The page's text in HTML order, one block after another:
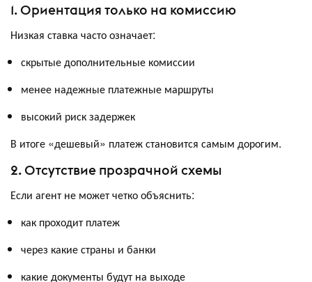
1. Ориентация только на комиссию
Низкая ставка часто означает:
скрытые дополнительные комиссии
менее надежные платежные маршруты
высокий риск задержек
В итоге «дешевый» платеж становится самым дорогим.
2. Отсутствие прозрачной схемы
Если агент не может четко объяснить:
как проходит платеж
через какие страны и банки
какие документы будут на выходе